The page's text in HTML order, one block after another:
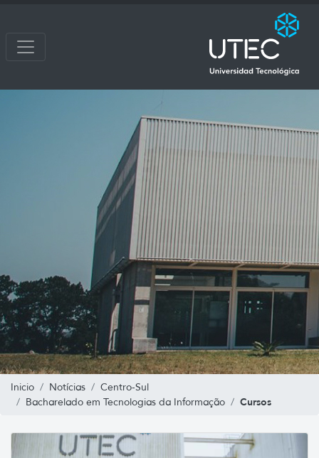
Inicio Notícias
Centro-Sul
Bacharelado em Tecnologias da Informação
Cursos